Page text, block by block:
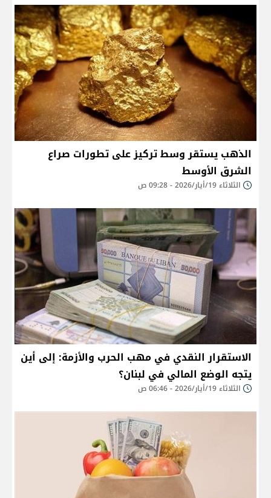
الذهب يستقر وسط تركيز على تطورات صراع
الشرق الأوسط
الثلاثاء 19/أيار/2026 - 09:28 ص
الاستقرار النقدي في مهب الحرب والأزمة: إلى أين
يتجه الوضع المالي في لبنان؟
الثلاثاء 19/أيار/2026 - 06:46 ص